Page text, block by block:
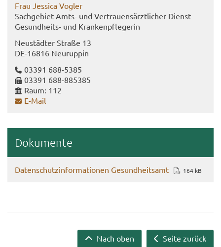
Frau Jes­si­ca Vog­ler
Sach­ge­biet Amts- und Ver­trau­ens­ärzt­li­cher Dienst
Gesundheits-​ und Kran­ken­pfle­ge­rin
Neu­städ­ter Stra­ße 13
DE-​16816 Neu­rup­pin
03391 688-​5385
03391 688-​885385
Raum: 112
E-​Mail
Do­ku­men­te
Da­ten­schutz­in­for­ma­tio­nen Ge­sund­heits­amt 164 kB
Seite zurück
Nach oben